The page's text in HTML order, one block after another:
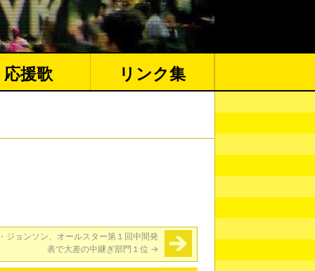
応援歌 リンク集
ジョンソン、オールスター第１回中間発
表で大差の中継ぎ部門１位 →